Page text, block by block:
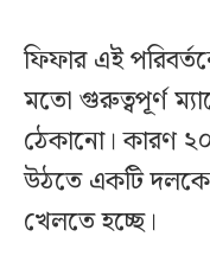
ফিফার এই
মতো গুরুত্বপূর্ণ
ঠেকানো। কারণ
উঠতে একটি
খেলতে হচ্ছে।